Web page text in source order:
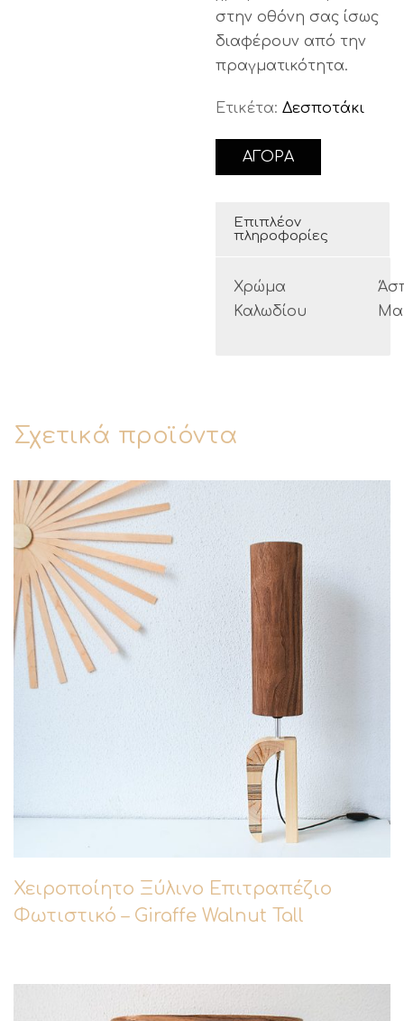
στην οθόνη σας ίσως
διαφέρουν από την
πραγματικότητα.
Ετικέτα: Δεσποτάκι
ΑΓΟΡΑ
Επιπλέον
πληροφορίες
Χρώμα
Καλωδίου
Σχετικά προϊόντα
Χειροποίητο Ξύλινο Επιτραπέζιο
Φωτιστικό – Giraffe Walnut Tall